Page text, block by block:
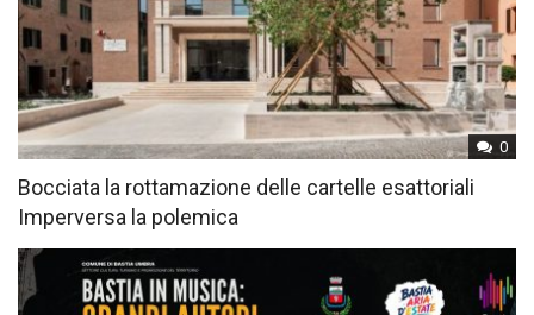
0
Bocciata la rottamazione delle cartelle esattoriali
Imperversa la polemica